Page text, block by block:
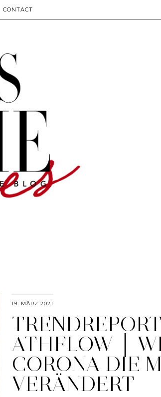
CONTACT
19. MÄRZ 2021
TRENDREPORT
ATHFLOW │
CORONA DIE
VERÄNDERT